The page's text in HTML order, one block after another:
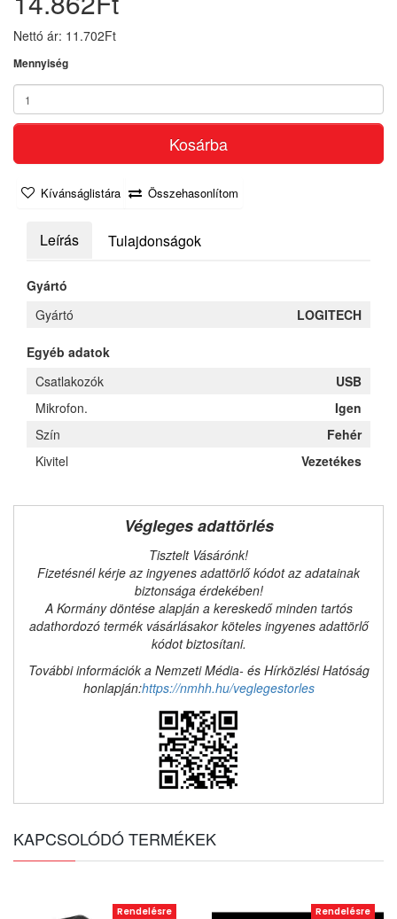
Nettó ár: 11.702Ft
Mennyiség
Kosárba
Kívánságlistára Összehasonlítom
Leírás Tulajdonságok
Gyártó
Gyártó
LOGITECH
Egyéb adatok
Csatlakozók
USB
Mikrofon.
Igen
Szín
Fehér
Kivitel
Vezetékes
Végleges adattörlés
Tisztelt Vásárónk!
Fizetésnél kérje az ingyenes adattörlő kódot az adatainak
biztonsága érdekében!
A Kormány döntése alapján a kereskedő minden tartós
adathordozó termék vásárlásakor köteles ingyenes adattörlő
kódot biztosítani.
További információk a Nemzeti Média- és Hírközlési Hatóság
honlapján:https://nmhh.hu/veglegestorles
KAPCSOLÓDÓ TERMÉKEK
Rendelésre Rendelésre